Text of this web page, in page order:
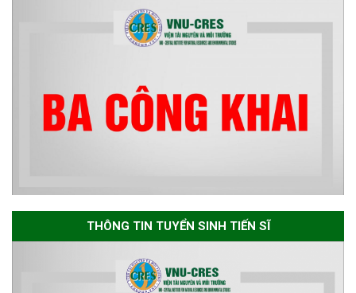
Thông báo danh sách thí sinh
ngành Môi trường và phát triển
bền vững đợt 1 năm 2026
The International Conference
EME 2026 on “Earth, Mine and
Environmental Sciences for the
Advancement of Strategic
Technologies and
Infrastructure Development”
THÔNG TIN TUYỂN SINH TIẾN SĨ